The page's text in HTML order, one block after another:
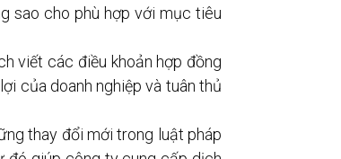
sao cho phù hợp với mục tiêu
viết các điều khoản hợp đồng
của doanh nghiệp và tuân thủ
thay đổi mới trong luật pháp